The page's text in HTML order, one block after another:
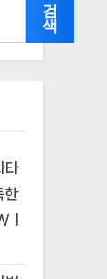
검
색
타
한